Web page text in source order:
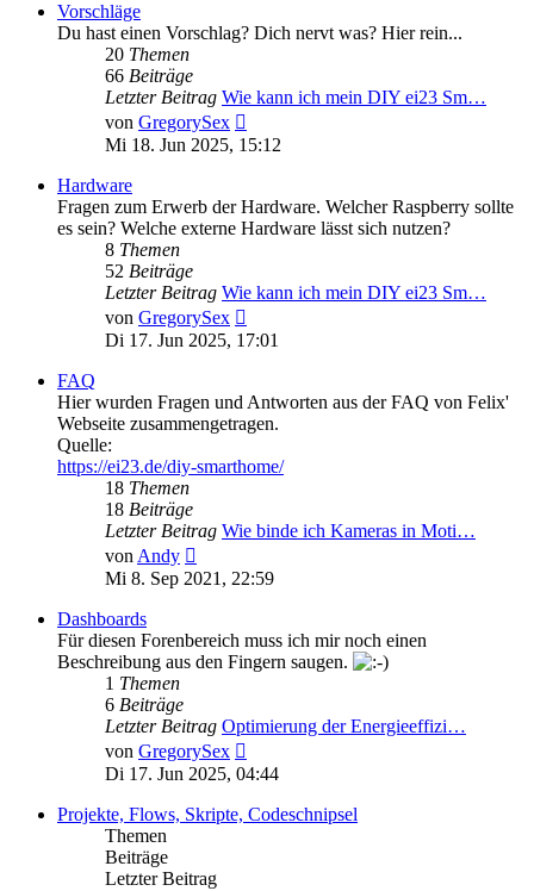
Vorschläge
Du hast einen Vorschlag? Dich nervt was? Hier rein...
20 Themen
66 Beiträge
Letzter Beitrag Wie kann ich mein DIY ei23 Sm…
von GregorySex
Beitrag
Mi 18. Jun 2025, 15:12
Hardware
Fragen zum Erwerb der Hardware. Welcher Raspberry sollte
es sein? Welche externe Hardware lässt sich nutzen?
8 Themen
52 Beiträge
Letzter Beitrag Wie kann ich mein DIY ei23 Sm…
von GregorySex
Beitrag
Di 17. Jun 2025, 17:01
FAQ
Hier wurden Fragen und Antworten aus der FAQ von Felix'
Webseite zusammengetragen.
Quelle:
https://ei23.de/diy-smarthome/
18 Themen
18 Beiträge
Letzter Beitrag Wie binde ich Kameras in Moti…
vonAndy
Beitrag
Mi 8. Sep 2021, 22:59
Dashboards
Für diesen Forenbereich muss ich mir noch einen
Beschreibung aus den Fingern saugen.
1 Themen
6 Beiträge
Letzter Beitrag Optimierung der Energieeffizi…
von GregorySex
Beitrag
Di 17. Jun 2025, 04:44
Projekte, Flows, Skripte, Codeschnipsel
Themen
Beiträge
Letzter Beitrag